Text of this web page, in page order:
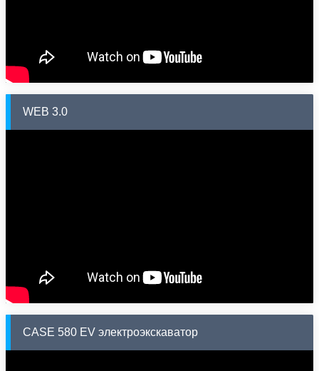
WEB 3.0
CASE 580 EV электроэкскаватор